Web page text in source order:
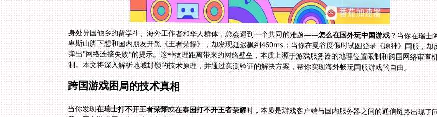
身处异国他乡的留学生、海外工作者和华人群体，总会遇到一个共同的难题——怎么在国外玩中国游戏？当你在瑞士
卑斯山脚下想和国内朋友开黑《王者荣耀》，却发现延迟飙到460ms；当你在曼谷度假时试图登
弹出"网络连接失败"的提示。这种物理距离带来的网络壁垒，本质上源于游戏服务器的地理位
制。本文将深入解析地域封锁的技术原理，并通过实测验证的解决方案，帮你实现海外畅玩国服游戏的自由。
跨国游戏困局的技术真相
当你发现在瑞士打不开王者荣耀或在泰国打不开王者荣耀时，本质是游戏客户端与国内服务器之间的通信链路出现了
题。国内游戏厂商为保障服务质量，通常会将国服服务器集群部署在本土数据中心。跨国网络传输需要经过多个国际交
节点，某些国家地区的网络运营商还会对游戏流量进行QoS限速。以东南亚国家为例，当地ISP为防止国际带宽被过度
用，会对非本地服务器IP的UDP协议进行速率限制，这正是《和平精英》等需要实时传输的射击游戏在海外卡顿的根本